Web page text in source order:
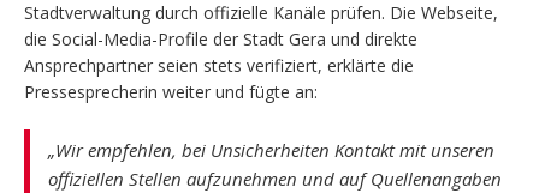
Stadtverwaltung durch offizielle Kanäle prüfen. Die Webseite,
die Social-Media-Profile der Stadt Gera und direkte
Ansprechpartner seien stets verifiziert, erklärte die
Pressesprecherin weiter und fügte an:
„Wir empfehlen, bei Unsicherheiten Kontakt mit unseren
offiziellen Stellen aufzunehmen und auf Quellenangaben